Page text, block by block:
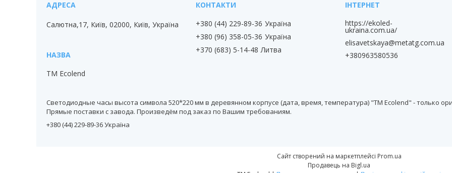
Салютна,17, Київ, 02000, Київ, Україна
TM Ecolend
+380 (44) 229-89-36 Україна
+380 (96) 358-05-36 Україна
+370 (683) 5-14-48 Литва
https://ekoled-
ukraina.com.ua/
elisavetskaya@metatg.com.ua
+380963580536
Светодиодные часы высота символа 520*220 мм в деревянном корпусе (дата, время, температура) "TM Ecolend" - только
Прямые поставки с завода. Произведём под заказ по Вашим требованиям.
+380 (44) 229-89-36 Україна
Сайт створений на маркетплейсі Prom.ua
Продавець на Bigl.ua